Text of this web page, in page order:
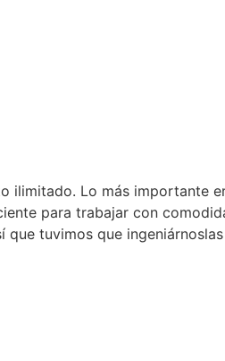
ilimitado. Lo más importante
para trabajar con
que tuvimos que